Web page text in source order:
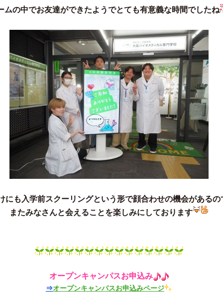
ムの中でお友達ができたようでとても有意義な時間でしたね
にも 入学前スクーリングという形で顔合わせの機会があるの
またみなさんと会えることを楽しみにしております
オープンキャンパスお申込み
⇒オープンキャンパスお申込みページ